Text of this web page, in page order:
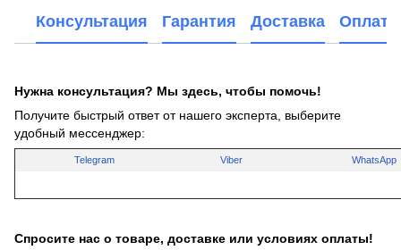
Консультация Гарантия Доставка Оплата
Нужна консультация? Мы здесь, чтобы помочь!
Получите быстрый ответ от нашего эксперта, выберите
удобный мессенджер:
Telegram Viber WhatsApp
Спросите нас о товаре, доставке или условиях оплаты!